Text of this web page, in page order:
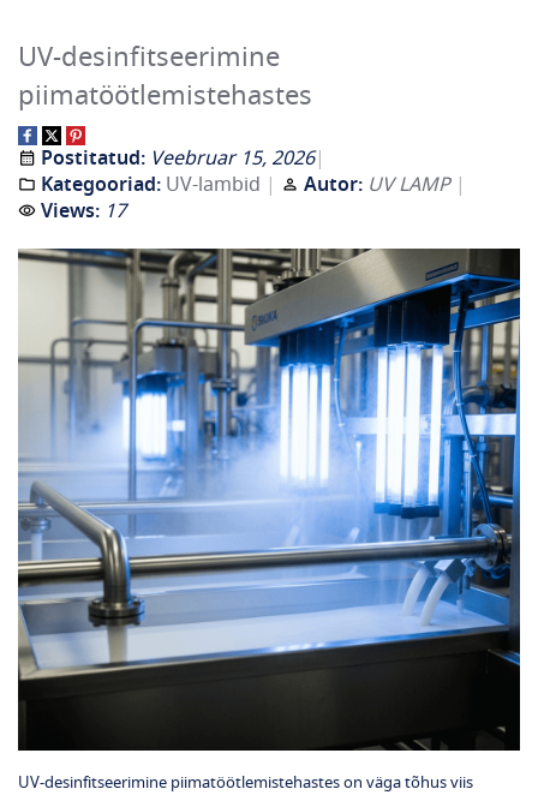
UV-desinfitseerimine
piimatöötlemistehastes
Postitatud: Veebruar 15, 2026
Kategooriad: UV-lambid Autor: UV LAMP
Views: 17
UV‑desinfitseerimine piimatöötlemistehastes on väga tõhus viis